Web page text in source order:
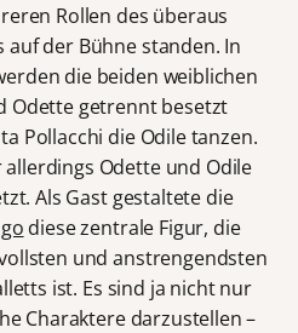
Rollen des überaus
der Bühne standen. In
die beiden weiblichen
Odette getrennt besetzt
Pollacchi die Odile tanzen.
Odette und Odile
Als Gast gestaltete die
diese zentrale Figur, die
und anstrengendsten
ist. Es sind ja nicht nur
Charaktere darzustellen –